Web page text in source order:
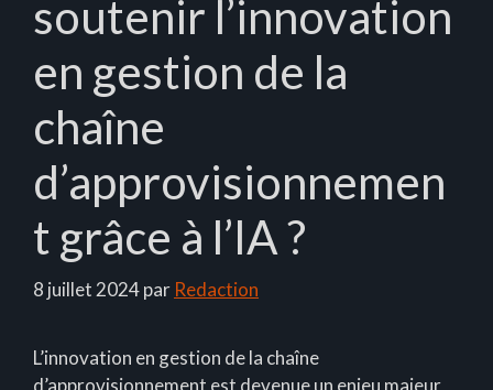
soutenir l’innovation
en gestion de la
chaîne
d’approvisionnemen
t grâce à l’IA ?
8 juillet 2024par Redaction
L’innovation en gestion de la chaîne
d’approvisionnement est devenue un enjeu majeur